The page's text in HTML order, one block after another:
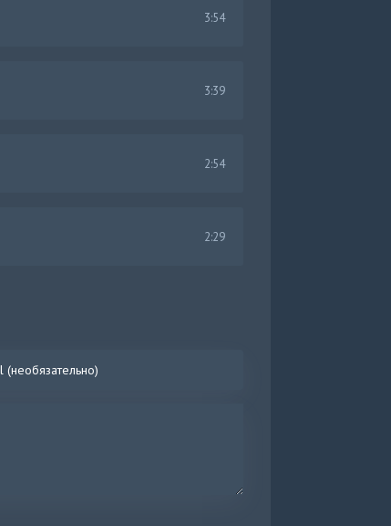
3:54
3:39
2:54
2:29